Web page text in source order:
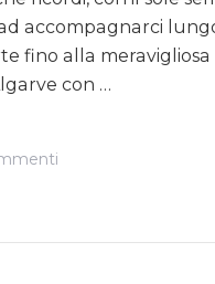
accompagnarci
fino alla meravigliosa
con …